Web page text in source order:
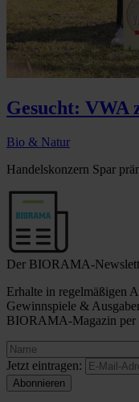
Gesucht: VWA
Bio & Natur
Handelskonzern Spar
Der BIORAMA-
Erhalte in regelmäßigen
Gewinnspiele &
BIORAMA-Magazin per
Jetzt eintragen: